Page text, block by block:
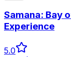
Samana: Bay
Experience
5.0